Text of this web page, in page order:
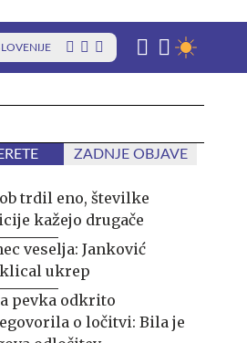
ZADNJE OBJAVE
trdil eno, številke
kažejo drugače
veselja: Janković
ukrep
pevka odkrito
o ločitvi: Bila je